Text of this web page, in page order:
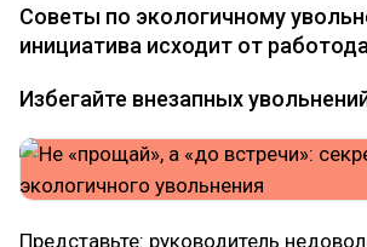
Советы по экологичному
инициатива исходит от
Избегайте внезапных
Представьте: руководитель